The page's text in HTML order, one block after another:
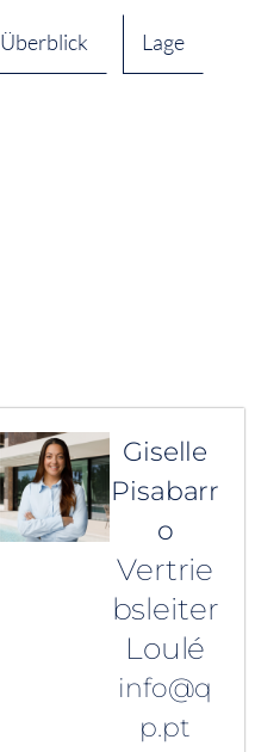
Überblick Lage
Giselle
Pisabarr
o
Vertrie
bsleiter
Loulé
info@q
p.pt